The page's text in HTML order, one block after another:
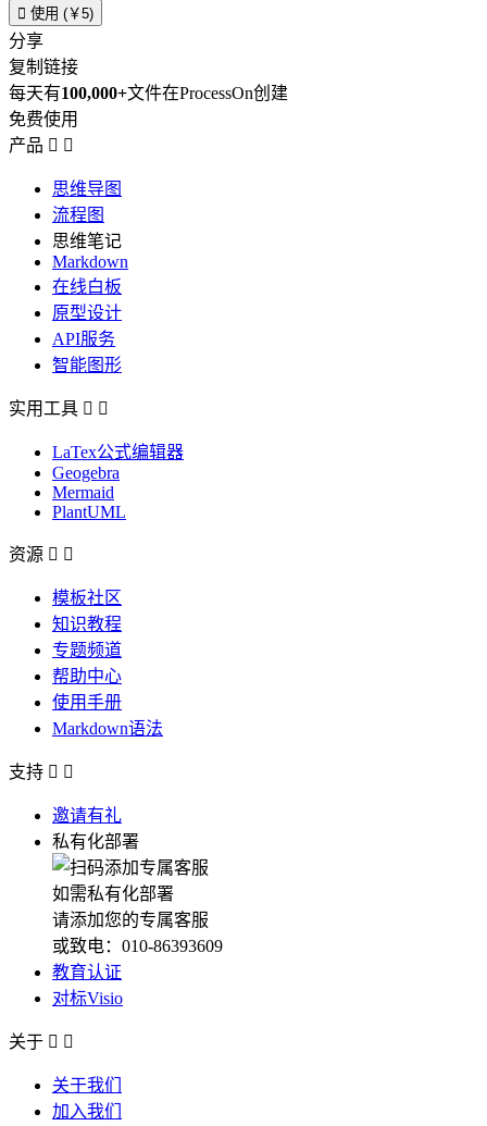
 使用 (￥5)
分享
复制链接
每天有100,000+文件在ProcessOn创建
免费使用
产品  
思维导图
流程图
思维笔记
Markdown
在线白板
原型设计
API服务
智能图形
实用工具  
LaTex公式编辑器
Geogebra
Mermaid
PlantUML
资源  
模板社区
知识教程
专题频道
帮助中心
使用手册
Markdown语法
支持  
邀请有礼
私有化部署
如需私有化部署
请添加您的专属客服
或致电：010-86393609
教育认证
对标Visio
关于  
关于我们
加入我们